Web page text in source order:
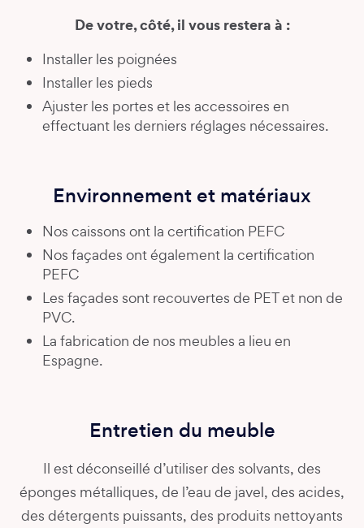
De votre, côté, il vous restera à :
Installer les poignées
Installer les pieds
Ajuster les portes et les accessoires en
effectuant les derniers réglages nécessaires.
Environnement et matériaux
Nos caissons ont la certification PEFC
Nos façades ont également la certification
PEFC
Les façades sont recouvertes de PET et non de
PVC.
La fabrication de nos meubles a lieu en
Espagne.
Entretien du meuble
Il est déconseillé d’utiliser des solvants, des
éponges métalliques, de l’eau de javel, des acides,
des détergents puissants, des produits nettoyants